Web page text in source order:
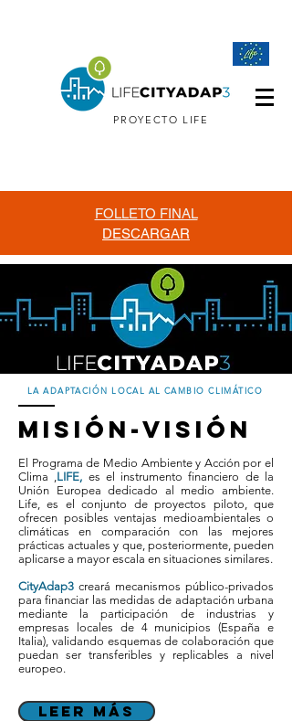
PROYECTO LIFE
FOLLETO FINAL
DESCARGAR
LA ADAPTACIÓN LOCAL AL CAMBIO CLIMÁTICO
misión-visión
El Programa de Medio Ambiente y Acción por el
Clima ,LIFE, es el instrumento financiero de la
Unión Europea dedicado al medio ambiente.
Life, es el conjunto de proyectos piloto, que
ofrecen posibles ventajas medioambientales o
climáticas en comparación con las mejores
prácticas actuales y que, posteriormente, pueden
aplicarse a mayor escala en situaciones similares.
CityAdap3 creará mecanismos público-privados
para financiar las medidas de adaptación urbana
mediante la participación de industrias y
empresas locales de 4 municipios (España e
Italia), validando esquemas de colaboración que
puedan ser transferibles y replicables a nivel
europeo.
Leer más